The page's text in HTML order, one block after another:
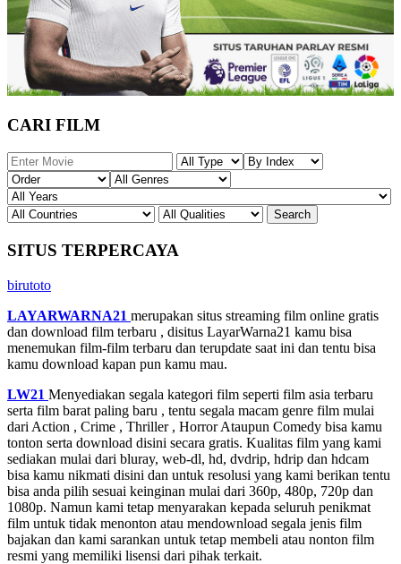
CARI FILM
SITUS TERPERCAYA
birutoto
LAYARWARNA21 merupakan situs streaming film online gratis
dan download film terbaru , disitus LayarWarna21 kamu bisa
menemukan film-film terbaru dan terupdate saat ini dan tentu bisa
kamu download kapan pun kamu mau.
LW21 Menyediakan segala kategori film seperti film asia terbaru
serta film barat paling baru , tentu segala macam genre film mulai
dari Action , Crime , Thriller , Horror Ataupun Comedy bisa kamu
tonton serta download disini secara gratis. Kualitas film yang kami
sediakan mulai dari bluray, web-dl, hd, dvdrip, hdrip dan hdcam
bisa kamu nikmati disini dan untuk resolusi yang kami berikan tentu
bisa anda pilih sesuai keinginan mulai dari 360p, 480p, 720p dan
1080p. Namun kami tetap menyarakan kepada seluruh penikmat
film untuk tidak menonton atau mendownload segala jenis film
bajakan dan kami sarankan untuk tetap membeli atau nonton film
resmi yang memiliki lisensi dari pihak terkait.